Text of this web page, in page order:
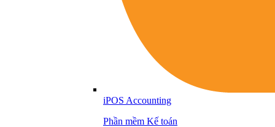
iPOS Accounting
Phần mềm Kế toán